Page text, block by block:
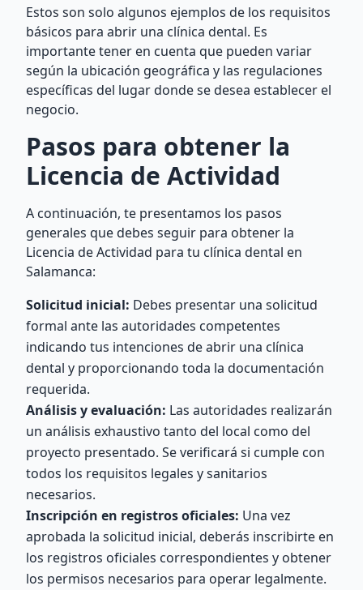
Estos son solo algunos ejemplos de los requisitos
básicos para abrir una clínica dental. Es
importante tener en cuenta que pueden variar
según la ubicación geográfica y las regulaciones
específicas del lugar donde se desea establecer el
negocio.
Pasos para obtener la
Licencia de Actividad
A continuación, te presentamos los pasos
generales que debes seguir para obtener la
Licencia de Actividad para tu clínica dental en
Salamanca:
Solicitud inicial: Debes presentar una solicitud
formal ante las autoridades competentes
indicando tus intenciones de abrir una clínica
dental y proporcionando toda la documentación
requerida.
Análisis y evaluación: Las autoridades realizarán
un análisis exhaustivo tanto del local como del
proyecto presentado. Se verificará si cumple con
todos los requisitos legales y sanitarios
necesarios.
Inscripción en registros oficiales: Una vez
aprobada la solicitud inicial, deberás inscribirte en
los registros oficiales correspondientes y obtener
los permisos necesarios para operar legalmente.